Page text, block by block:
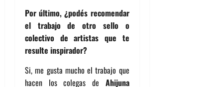
Por último, ¿podés recomendar
el trabajo de otro sello o
colectivo de artistas que te
resulte inspirador?
Si, me gusta mucho el trabajo que
hacen los colegas de Ahijuna